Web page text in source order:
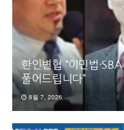
한인변협 “이민법
풀어드립니다”
8월 7, 2026